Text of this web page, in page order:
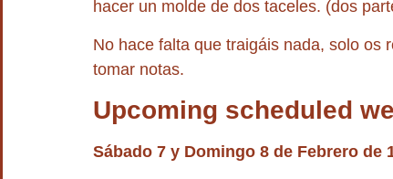
hacer un molde de dos taceles. (dos
No hace falta que traigáis nada, solo os
tomar notas.
Upcoming scheduled
Sábado 7 y Domingo 8 de Febrero de